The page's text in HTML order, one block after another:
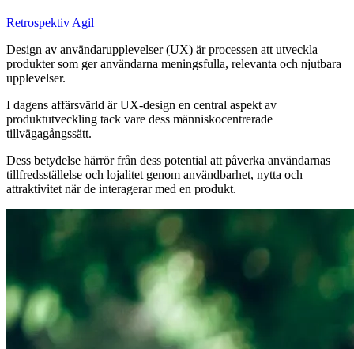
Retrospektiv Agil
Design av användarupplevelser (UX) är processen att utveckla
produkter som ger användarna meningsfulla, relevanta och njutbara
upplevelser.
I dagens affärsvärld är UX-design en central aspekt av
produktutveckling tack vare dess människocentrerade
tillvägagångssätt.
Dess betydelse härrör från dess potential att påverka användarnas
tillfredsställelse och lojalitet genom användbarhet, nytta och
attraktivitet när de interagerar med en produkt.